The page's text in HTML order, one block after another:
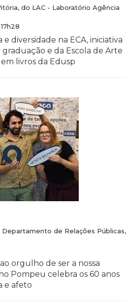
do LAC - Laboratório Agência
diversidade na ECA, iniciativa
e da Escola de Arte
livros da Edusp
de Relações Públicas,
orgulho de ser a nossa
Pompeu celebra os 60 anos
e afeto